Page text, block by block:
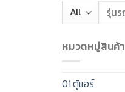
หมวดหมู่สินค้า
01.ตู้แอร์